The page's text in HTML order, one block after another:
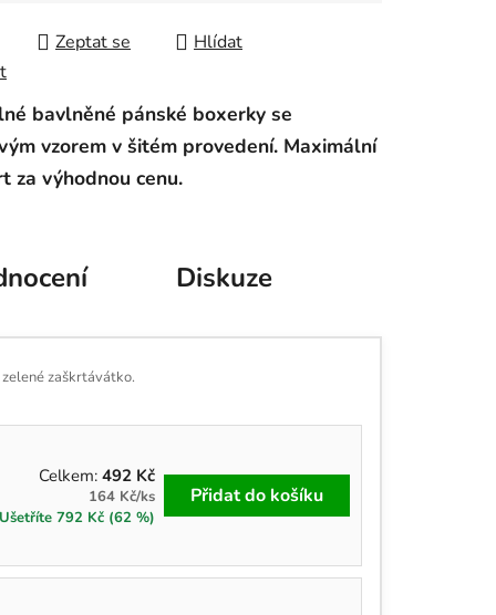
Zeptat se
Hlídat
bavlněné pánské boxerky se
vzorem v šitém provedení. Maximální
za výhodnou cenu.
Diskuze
zaškrtávátko.
Celkem: 492 Kč
164 Kč/ks
Ušetříte 792 Kč (62 %)
Přidat do košíku